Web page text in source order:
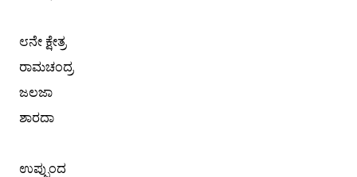
೮ನೇ ಕ್ಷೇತ್ರ
ರಾಮಚಂದ್ರ
ಜಲಜಾ
ಶಾರದಾ
ಉಪ್ಪುಂದ